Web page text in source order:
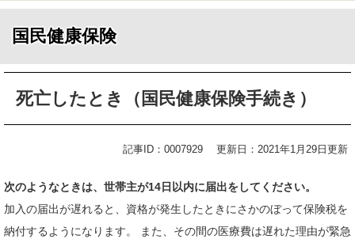
文
国民健康保険
死亡したとき（国民健康保険手続き）
記事ID：0007929 更新日：2021年1月29日更新
次のようなときは、世帯主が14日以内に届出をしてください。
加入の届出が遅れると、資格が発生したときにさかのぼって保険税を
納付するようになります。 また、その間の医療費は遅れた理由が緊急